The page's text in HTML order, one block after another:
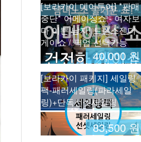
40,000 원
[보라카이 데이투어] *판매
중단* 어메이징쇼 - 여자보
다 이쁜 남자! 트렌스젠더
게이쇼 / 픽업 선택가능
83,500 원
[보라카이 패키지] 세일링
팩-패러세일링(파라세일
링)+단독선셋세일링